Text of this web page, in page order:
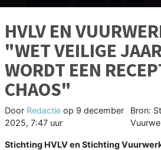
HVLV EN
"WET VEILIGE
WORDT EEN
CHAOS"
Door Redactie op 9 december
2025, 7:47 uur
Bron:
Stichting HVLV en Stichting